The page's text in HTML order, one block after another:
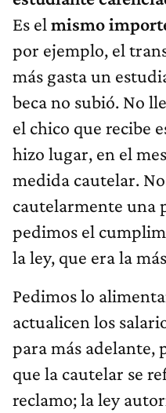
Es el mismo
por ejemplo, el
más gasta un
beca no subió. No
el chico que recibe
hizo lugar, en el
medida cautelar.
cautelarmente una
pedimos el
la ley, que era la
Pedimos lo
actualicen los
para más adelante,
que la cautelar se
reclamo; la ley